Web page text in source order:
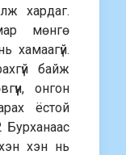
хардаг.
мөнгө
хамаагүй.
байж
онгон
ёстой
Бурханаас
хэн нь